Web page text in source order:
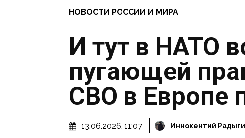
НОВОСТИ РОССИИ И МИРА
И тут в НАТО
пугающей
СВО в Европе
13.06.2026, 11:07 Иннокентий